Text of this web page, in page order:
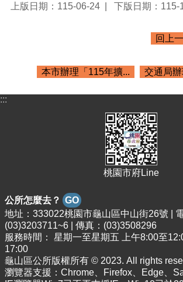
上版日期：115-06-24
下版日期：115-
回上
本市辦理「115年擴... 交通局
:::
桃園市府Line
公所怎麼去？ GO
地址：333022桃園市龜山區中山街26號 | 電
(03)3203711~6 | 傳真：(03)3508296
服務時間： 星期一至星期五 上午8:00至
17:00
龜山區公所版權所有 © 2023. All rights
瀏覽器支援：Chrome、Firefox、Edge、